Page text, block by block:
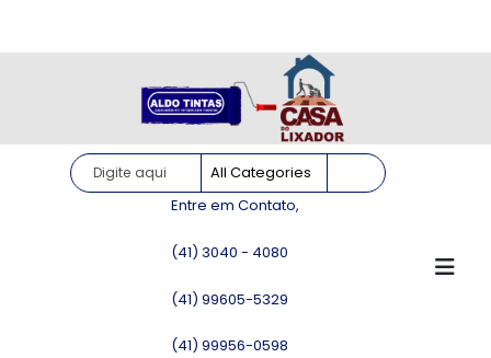
Entre em Contato,
(41) 3040 - 4080
(41) 99605-5329
(41) 99956-0598